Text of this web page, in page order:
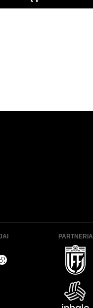
PARTNERIAI